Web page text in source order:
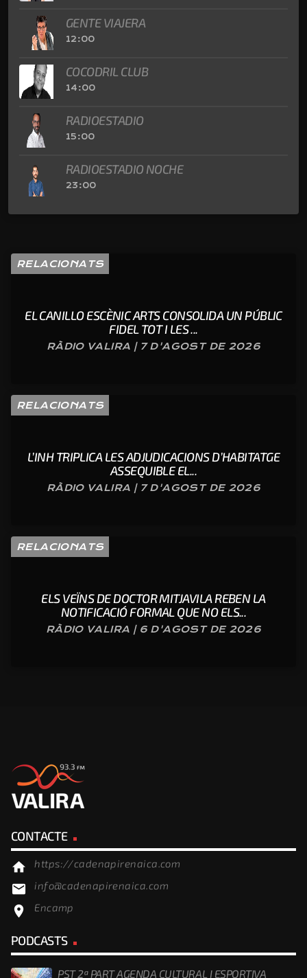
GENTE VIAJERA
12:00
COCODRIL CLUB
14:00
RADIOESTADIO
15:00
RADIOESTADIO NOCHE
23:00
RELACIONATS
EL CANILLO ESCÈNIC ARTS CONSOLIDA UN PÚBLIC
FIDEL TOT I LES ...
RÀDIO VALIRA | 7 D'AGOST DE 2026
RELACIONATS
L’INH TRIPLICA LES ADJUDICACIONS D’HABITATGE
ASSEQUIBLE EL...
RÀDIO VALIRA | 7 D'AGOST DE 2026
RELACIONATS
ELS VEÏNS DE DOCTOR MITJAVILA REBEN LA
NOTIFICACIÓ FORMAL QUE NO ELS...
RÀDIO VALIRA | 6 D'AGOST DE 2026
CONTACTE
home https://cadenapirenaica.com
email info@cadenapirenaica.com
location_on Encamp
PODCASTS
PST 2ª PART AGENDA CULTURAL I ESPORTIVA